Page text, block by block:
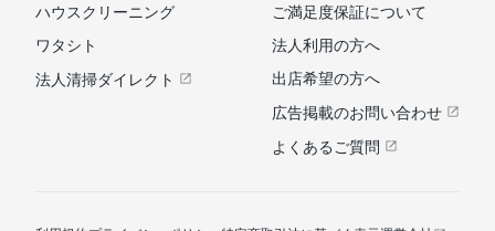
ハウスクリーニング
ワタシト
法人清掃ダイレクト
ご満足度保証について
法人利用の方へ
出店希望の方へ
広告掲載のお問い合わせ
よくあるご質問